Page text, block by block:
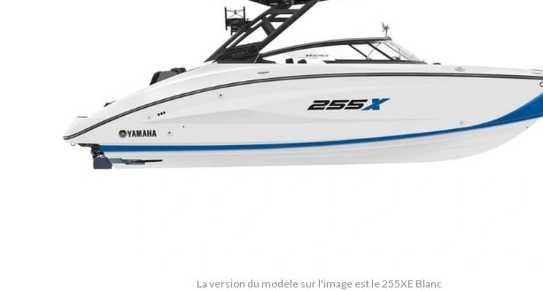
La version du modèle sur l'image est le 255XE Blanc